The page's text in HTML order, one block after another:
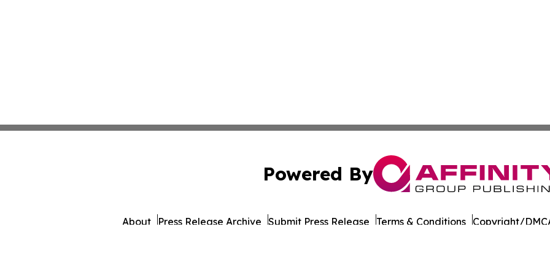
Powered By
About Press Release Archive Submit Press Release Terms & Conditions Copyright/